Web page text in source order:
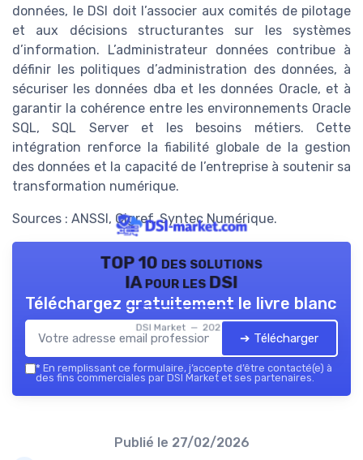
données, le DSI doit l’associer aux comités de pilotage
et aux décisions structurantes sur les systèmes
d’information. L’administrateur données contribue à
définir les politiques d’administration des données, à
sécuriser les données dba et les données Oracle, et à
garantir la cohérence entre les environnements Oracle
SQL, SQL Server et les besoins métiers. Cette
intégration renforce la fiabilité globale de la gestion
des données et la capacité de l’entreprise à soutenir sa
transformation numérique.
Sources : ANSSI, Cigref, Syntec Numérique.
TOP 10 des solutions
IA pour les DSI
DSI Market — 2026
Téléchargez gratuitement le livre blanc
➔ Télécharger
* En remplissant ce formulaire, j’accepte d’être contacté(e) à
des fins commerciales par DSI Market et ses partenaires.
Publié le 27/02/2026